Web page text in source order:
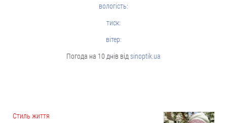
вологість:
тиск:
вітер:
Погода на 10 днів від sinoptik.ua
Cтиль життя